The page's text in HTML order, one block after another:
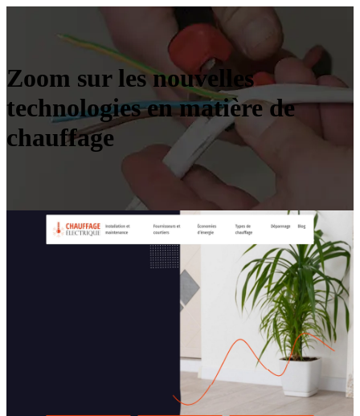
Zoom sur les nouvelles
technologies en matière de
chauffage